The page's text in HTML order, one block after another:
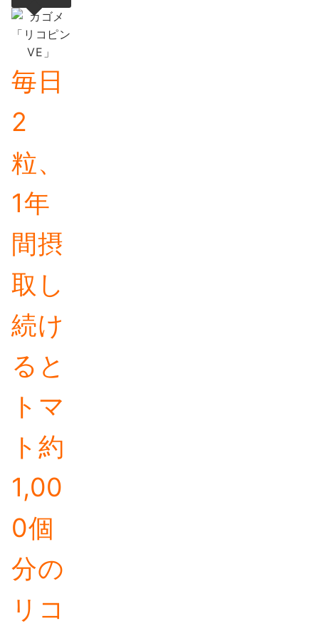
毎日
2
粒、
1年
間摂
取し
続け
ると
トマ
ト約
1,00
0個
分の
リコ